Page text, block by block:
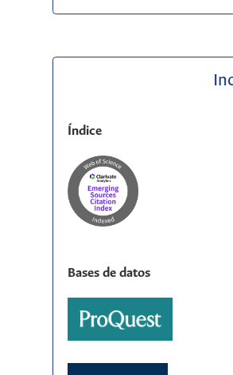
Índice
Bases de datos